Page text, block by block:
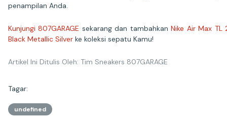
penampilan Anda.
Kunjungi 807GARAGE sekarang dan tambahkanNike Air Max TL
Black Metallic Silver ke koleksi sepatu Kamu!
Artikel Ini Ditulis Oleh: Tim Sneakers 807GARAGE
Tagar:
undefined